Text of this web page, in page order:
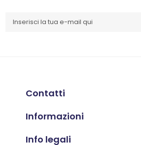
Contatti
Informazioni
Info legali